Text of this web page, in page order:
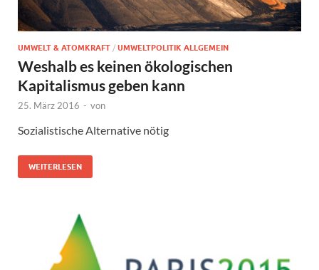
UMWELT & ATOMKRAFT / UMWELTPOLITIK ALLGEMEIN
Weshalb es keinen ökologischen
Kapitalismus geben kann
25. März 2016 - von
Sozialistische Alternative nötig
WEITERLESEN